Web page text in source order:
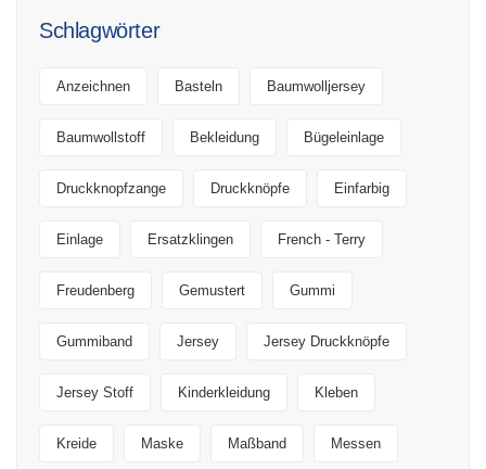
Schlagwörter
Anzeichnen Basteln Baumwolljersey
Baumwollstoff Bekleidung Bügeleinlage
Druckknopfzange Druckknöpfe Einfarbig
Einlage Ersatzklingen French - Terry
Freudenberg Gemustert Gummi
Gummiband Jersey Jersey Druckknöpfe
Jersey Stoff Kinderkleidung Kleben
Kreide Maske Maßband Messen